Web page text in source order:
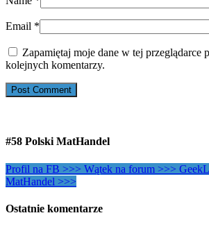
Email *
Zapamiętaj moje dane w tej przeglądarce
kolejnych komentarzy.
#58 Polski MatHandel
Profil na FB >>> Wątek na forum >>>
MatHandel >>>
Ostatnie komentarze